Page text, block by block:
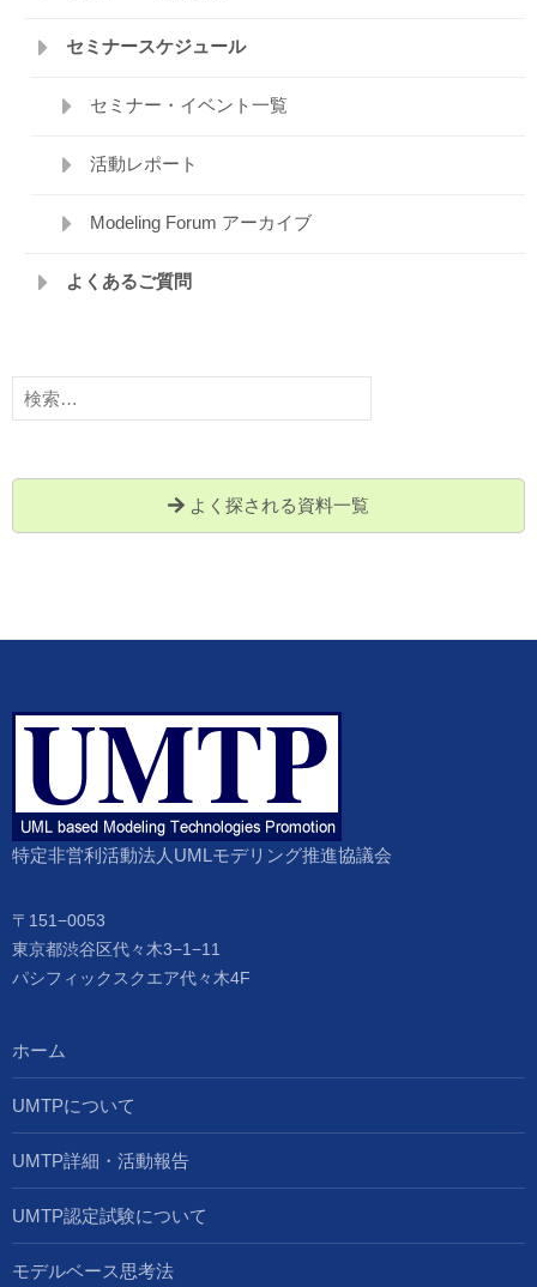
セミナースケジュール
セミナー・イベント一覧
活動レポート
Modeling Forum アーカイブ
よくあるご質問
検
索:
よく探される資料一覧
特定非営利活動法人UMLモデリング推進協議会
〒151−0053
東京都渋谷区代々木3−1−11
パシフィックスクエア代々木4F
ホーム
UMTPについて
UMTP詳細・活動報告
UMTP認定試験について
モデルベース思考法